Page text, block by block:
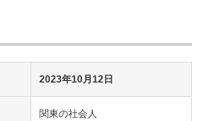
2023年10月12日
関東の社会人